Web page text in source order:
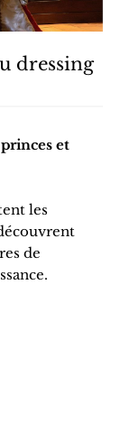
dressing
et
les
de